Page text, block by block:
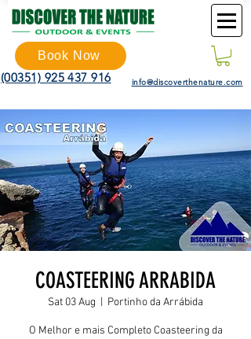
Book Now
(00351) 925 437 916 info@discoverthenature.com
COASTEERING ARRABIDA
Sat 03 Aug Portinho da Arrábida
O Melhor e mais Completo Coasteering da